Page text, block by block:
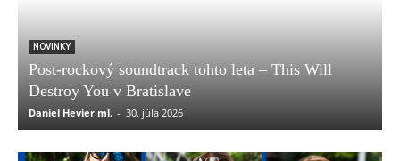
NOVINKY
Post-rockový soundtrack tohto leta – This Will
Destroy You v Bratislave
Daniel Hevier ml. - 30. júla 2026